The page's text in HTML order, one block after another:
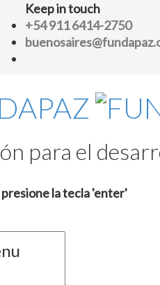
Keep in touch
+54 911 6414-2750
para el
presione la tecla 'enter'